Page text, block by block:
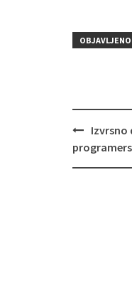
OBJAVLJENO
Navigacija
objava
Izvrsno